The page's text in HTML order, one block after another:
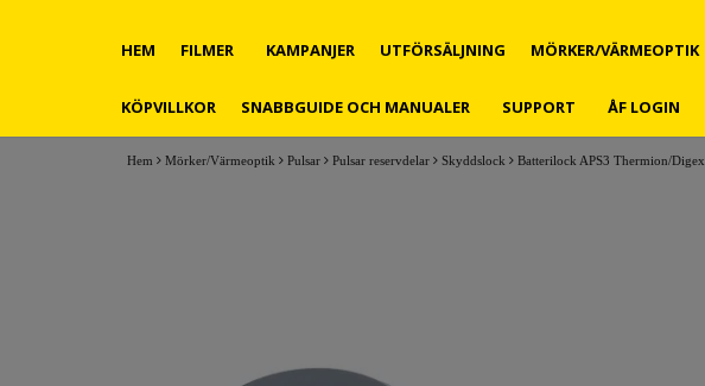
Hem Mörker/Värmeoptik Pulsar Pulsar reservdelar Skyddslock Batterilock APS3 Thermion/Digex
HEM FILMER KAMPANJER UTFÖRSÄLJNING MÖRKER/VÄRMEOPTIK
KÖPVILLKOR SNABBGUIDE OCH MANUALER SUPPORT ÅF LOGIN